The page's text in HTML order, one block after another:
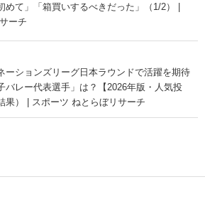
て」「箱買いするべきだった」（1/2） |
ーチ
ーションズリーグ日本ラウンドで活躍を期待
バレー代表選手」は？【2026年版・人気投
果） | スポーツ ねとらぼリサーチ